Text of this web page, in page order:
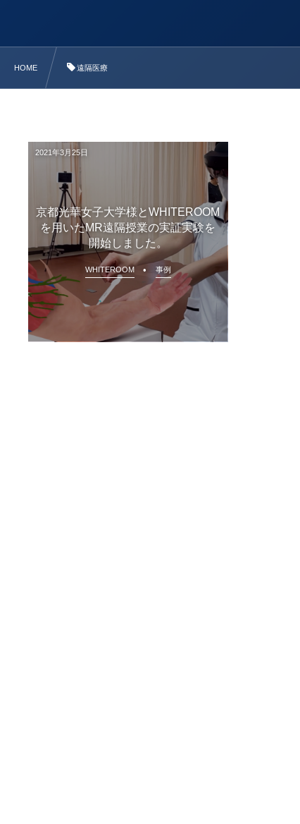
HOME 遠隔医療
2021年3月25日
京都光華女子大学様とWHITEROOM
を用いたMR遠隔授業の実証実験を
開始しました。
WHITEROOM 事例